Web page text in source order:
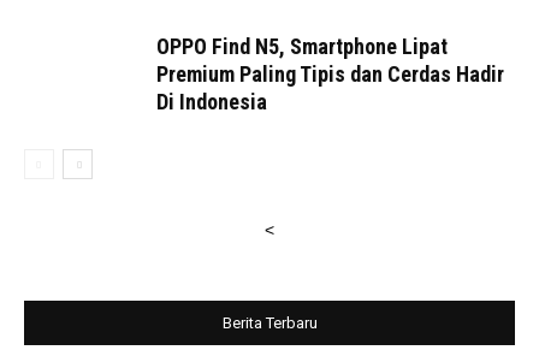
OPPO Find N5, Smartphone Lipat
Premium Paling Tipis dan Cerdas Hadir
Di Indonesia
<
Berita Terbaru